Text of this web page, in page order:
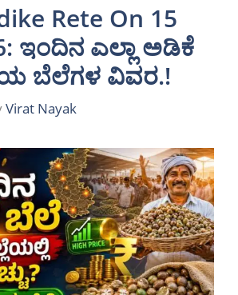
Rete On 15
ಇಂದಿನ ಎಲ್ಲಾ ಅಡಿಕೆ
ಬೆಲೆಗಳ ವಿವರ.!
Virat Nayak